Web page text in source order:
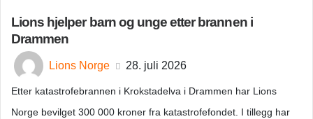
Lions hjelper barn og unge etter brannen i
Drammen
Lions Norge 28. juli 2026
Etter katastrofebrannen i Krokstadelva i Drammen har Lions
Norge bevilget 300 000 kroner fra katastrofefondet. I tillegg har